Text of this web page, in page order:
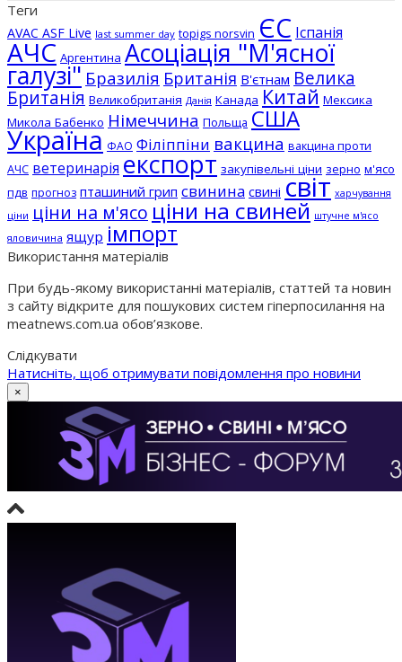
Теги
AVAC ASF Live last summer day topigs norsvin ЄС Іспанія
АЧС Аргентина Асоціація "М'ясної
галузі" Бразилія Британія В'єтнам Велика
Британія Великобританія Данія Канада Китай Мексика
Микола Бабенко Німеччина Польща США
Україна ФАО Філіппіни вакцина вакцина проти
АЧС ветеринарія експорт закупівельні ціни зерно м'ясо
пдв прогноз пташиний грип свинина свині світ харчування
ціни ціни на м'ясо ціни на свиней штучне м'ясо
яловичина ящур імпорт
Використання матеріалів
При будь-якому використанні матеріалів, статтей та новин
з сайту відкрите для пошукових систем гіперпосилання на
meatnews.com.ua обов’язкове.
Слідкувати
Натисніть, щоб отримувати повідомлення про новини
×